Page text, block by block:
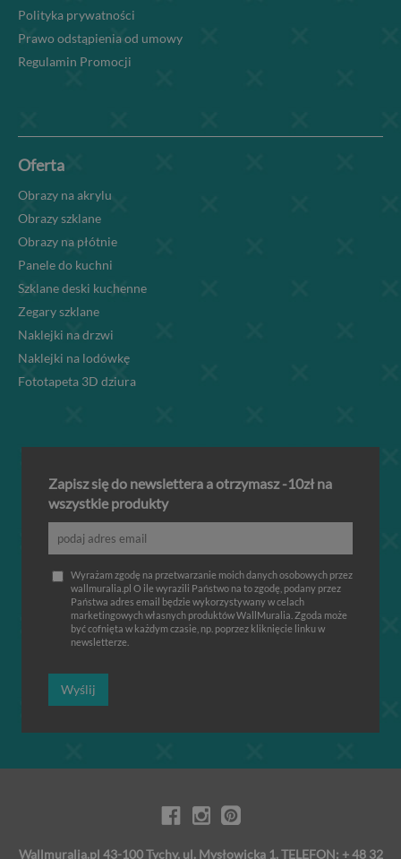
Polityka prywatności
Prawo odstąpienia od umowy
Regulamin Promocji
Oferta
Obrazy na akrylu
Obrazy szklane
Obrazy na płótnie
Panele do kuchni
Szklane deski kuchenne
Zegary szklane
Naklejki na drzwi
Naklejki na lodówkę
Fototapeta 3D dziura
Zapisz się do newslettera a otrzymasz -10zł na
wszystkie produkty
Wyrażam zgodę na przetwarzanie moich danych osobowych przez
wallmuralia.pl O ile wyrazili Państwo na to zgodę, podany przez
Państwa adres email będzie wykorzystywany w celach
marketingowych własnych produktów WallMuralia. Zgoda może
być cofnięta w każdym czasie, np. poprzez kliknięcie linku w
newsletterze.
Wyślij
Wallmuralia.pl 43-100 Tychy, ul. Mysłowicka 1, TELEFON: + 48 32